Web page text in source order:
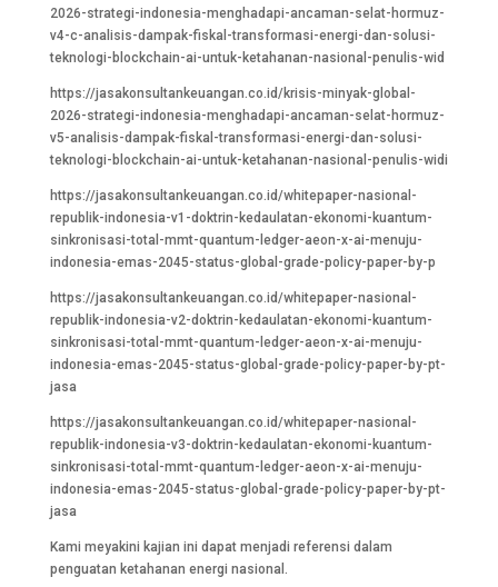
2026-strategi-indonesia-menghadapi-ancaman-selat-hormuz-
v4-c-analisis-dampak-fiskal-transformasi-energi-dan-solusi-
teknologi-blockchain-ai-untuk-ketahanan-nasional-penulis-wid
https://jasakonsultankeuangan.co.id/krisis-minyak-global-
2026-strategi-indonesia-menghadapi-ancaman-selat-hormuz-
v5-analisis-dampak-fiskal-transformasi-energi-dan-solusi-
teknologi-blockchain-ai-untuk-ketahanan-nasional-penulis-widi
https://jasakonsultankeuangan.co.id/whitepaper-nasional-
republik-indonesia-v1-doktrin-kedaulatan-ekonomi-kuantum-
sinkronisasi-total-mmt-quantum-ledger-aeon-x-ai-menuju-
indonesia-emas-2045-status-global-grade-policy-paper-by-p
https://jasakonsultankeuangan.co.id/whitepaper-nasional-
republik-indonesia-v2-doktrin-kedaulatan-ekonomi-kuantum-
sinkronisasi-total-mmt-quantum-ledger-aeon-x-ai-menuju-
indonesia-emas-2045-status-global-grade-policy-paper-by-pt-
jasa
https://jasakonsultankeuangan.co.id/whitepaper-nasional-
republik-indonesia-v3-doktrin-kedaulatan-ekonomi-kuantum-
sinkronisasi-total-mmt-quantum-ledger-aeon-x-ai-menuju-
indonesia-emas-2045-status-global-grade-policy-paper-by-pt-
jasa
Kami meyakini kajian ini dapat menjadi referensi dalam
penguatan ketahanan energi nasional.